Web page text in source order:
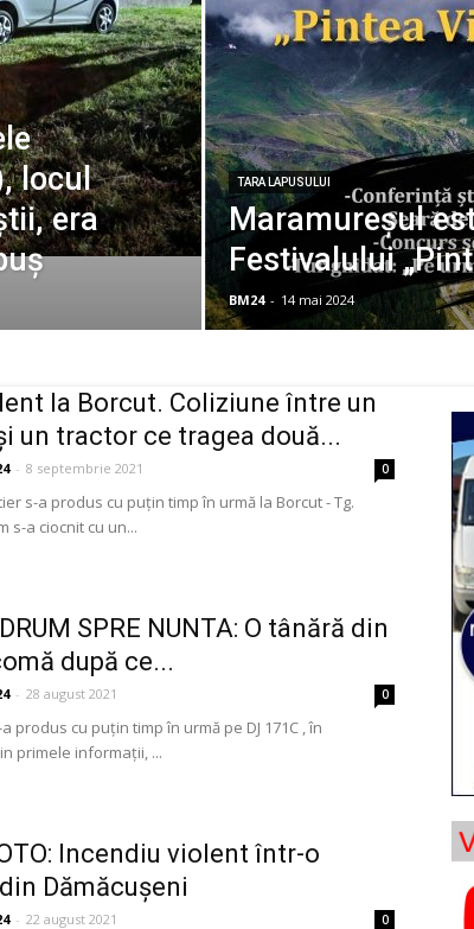
locul
era
TARA LAPUSULUI
Maramureșul
Festivalului
BM24 - 14 mai 2024
la Borcut. Coliziune între un
un tractor ce tragea două...
- 8 septembrie 2021 0
s-a produs cu puţin timp în urmă la Borcut - Tg.
s-a ciocnit cu un...
SPRE NUNTA: O tânără din
după ce...
- 28 august 2021 0
produs cu puţin timp în urmă pe DJ 171C , în
primele informaţii, ...
Incendiu violent într-o
Dămăcușeni
- 22 august 2021 0